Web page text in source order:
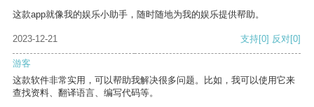
这款app就像我的娱乐小助手，随时随地为我的娱乐提供帮助。
2023-12-21 支持[0] 反对[0]
游客
这款软件非常实用，可以帮助我解决很多问题。比如，我可以使用它来
查找资料、翻译语言、编写代码等。